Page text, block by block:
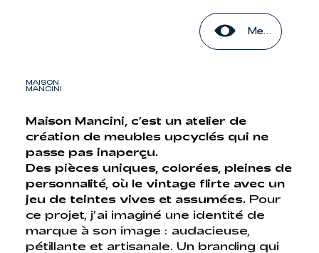
Menu
MAISON
MANCINI
Maison Mancini, c’est un atelier de
création de meubles upcyclés qui ne
passe pas inaperçu.
Des pièces uniques, colorées, pleines de
personnalité, où le vintage flirte avec un
jeu de teintes vives et assumées. Pour
ce projet, j’ai imaginé une identité de
marque à son image : audacieuse,
pétillante et artisanale. Un branding qui